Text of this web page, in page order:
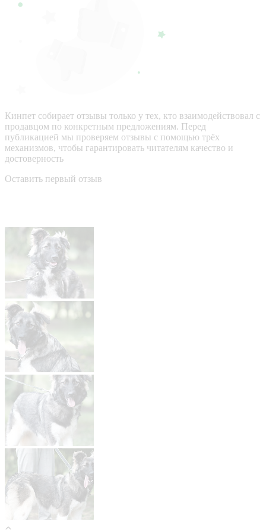
Кинпет собирает отзывы только у тех, кто взаимодействовал с
продавцом по конкретным предложениям. Перед
публикацией мы проверяем отзывы с помощью трёх
механизмов, чтобы гарантировать читателям качество и
достоверность
Оставить первый отзыв